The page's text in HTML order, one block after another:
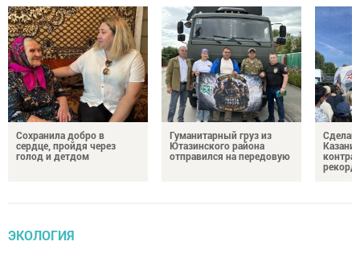
Сохранила добро в
сердце, пройдя через
голод и детдом
Гуманитарный груз из
Ютазинского района
отправился на передовую
Сделай
Казани
ЭКОЛОГИЯ